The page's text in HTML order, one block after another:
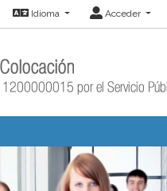
Idioma Acceder